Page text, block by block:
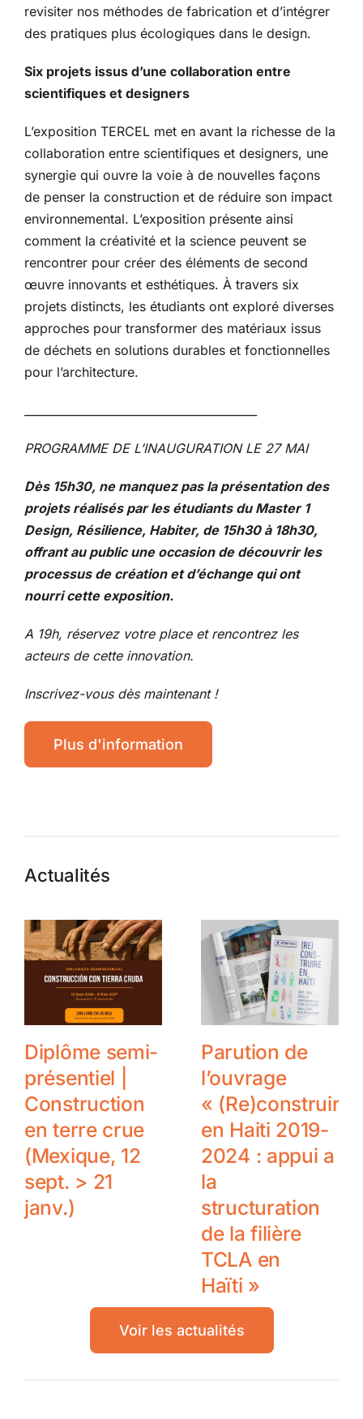
revisiter nos méthodes de fabrication et d’intégrer
des pratiques plus écologiques dans le design.
Six projets issus d’une collaboration entre
scientifiques et designers
L’exposition TERCEL met en avant la richesse de la
collaboration entre scientifiques et designers, une
synergie qui ouvre la voie à de nouvelles façons
de penser la construction et de réduire son impact
environnemental. L’exposition présente ainsi
comment la créativité et la science peuvent se
rencontrer pour créer des éléments de second
œuvre innovants et esthétiques. À travers six
projets distincts, les étudiants ont exploré diverses
approches pour transformer des matériaux issus
de déchets en solutions durables et fonctionnelles
pour l’architecture.
PROGRAMME DE L’INAUGURATION LE 27 MAI
Dès 15h30, ne manquez pas la présentation des
projets réalisés par les étudiantsdu Master 1
Design, Résilience, Habiter, de 15h30 à 18h30,
offrant au public une occasion de découvrir les
processus de création et d’échange qui ont
nourri cette exposition.
A 19h, réservez votre place et rencontrez les
acteurs de cette innovation.
Inscrivez-vous dès maintenant !
Plus d'information
Actualités
Diplôme semi-
présentiel |
Construction
en terre crue
(Mexique, 12
sept. > 21
janv.)
Parution de
l’ouvrage
« (Re)construire
en Haiti 2019-
2024 : appui a
la
structuration
de la filière
TCLA en
Haïti »
Voir les actualités